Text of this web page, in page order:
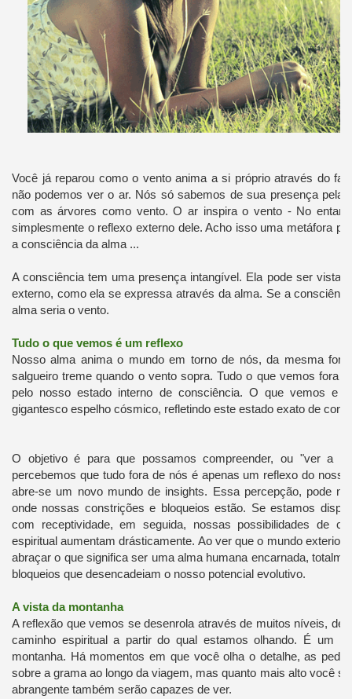
Você já reparou como o vento anima a si próprio através do
não podemos ver o ar. Nós só sabemos de sua presença pela
com as árvores como vento. O ar inspira o vento - No
simplesmente o reflexo externo dele. Acho isso uma metáfora
a consciência da alma ...
A consciência tem uma presença intangível. Ela pode ser vista
externo, como ela se expressa através da alma. Se a
alma seria o vento.
Tudo o que vemos é um reflexo
Nosso alma anima o mundo em torno de nós, da mesma
salgueiro treme quando o vento sopra. Tudo o que vemos fora
pelo nosso estado interno de consciência. O que vemos e
gigantesco espelho cósmico, refletindo este estado exato de
O objetivo é para que possamos compreender, ou "ver a
percebemos que tudo fora de nós é apenas um reflexo do
abre-se um novo mundo de insights. Essa percepção, pode
onde nossas constrições e bloqueios estão. Se estamos
com receptividade, em seguida, nossas possibilidades de
espiritual aumentam drásticamente. Ao ver que o mundo exterior
abraçar o que significa ser uma alma humana encarnada,
bloqueios que desencadeiam o nosso potencial evolutivo.
A vista da montanha
A reflexão que vemos se desenrola através de muitos níveis,
caminho espiritual a partir do qual estamos olhando. É um
montanha. Há momentos em que você olha o detalhe, as
sobre a grama ao longo da viagem, mas quanto mais alto você
abrangente também serão capazes de ver.